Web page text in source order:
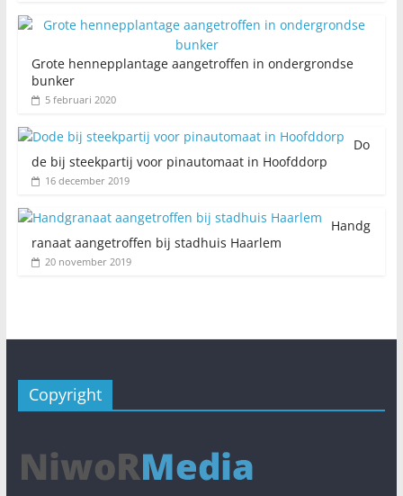
Grote hennepplantage aangetroffen in ondergrondse
bunker
5 februari 2020
Do
de bij steekpartij voor pinautomaat in Hoofddorp
16 december 2019
Handg
ranaat aangetroffen bij stadhuis Haarlem
20 november 2019
Copyright